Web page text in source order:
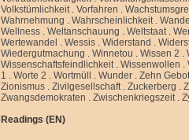
Volkstümlichkeit.Vorfahren .
Wahrnehmung .Wahrscheinlichkeit.Wandel
Wellness .Weltanschauung .Weltstaat.
Wertewandel .Wessis .Widerstand .
Wiedergutmachung .Winnetou .Wissen 2 .
Wissenschaftsfeindlichkeit.Wissenwollen .
1 .Worte 2 .Wortmüll .Wunder .Zehn
Zionismus .Zivilgesellschaft.Zuckerberg .
Zwangsdemokraten .Zwischenkriegszeit.
Readings (EN)